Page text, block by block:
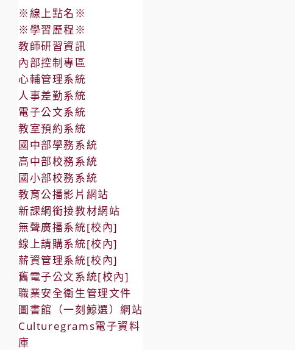
※線上點名※
※學習歷程※
教師研習資訊
內部控制專區
心輔管理系統
人事差勤系統
電子公文系統
教室預約系統
國中部學務系統
高中部校務系統
國小部校務系統
教育公播影片網站
新課綱銜接教材網站
無聲廣播系統[校內]
線上請購系統[校內]
薪資管理系統[校內]
舊電子公文系統[校內]
職業安全衛生管理文件
圖書館（一刻鯨選）網站
Culturegrams電子資料
庫